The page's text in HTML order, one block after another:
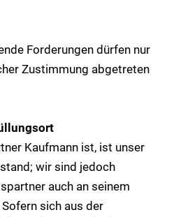
Forderungen dürfen nur
Zustimmung abgetreten
Kaufmann ist, ist unser
wir sind jedoch
auch an seinem
sich aus der